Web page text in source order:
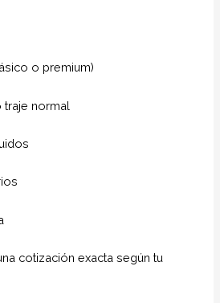
o premium)
normal
cotización exacta según tu